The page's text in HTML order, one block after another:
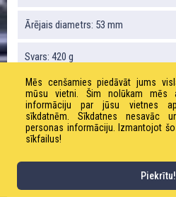
Ārējais diametrs: 53 mm
Svars: 420 g
Liekuma rādiuss: 65 mm
Vakuums: 40 %
Mēs cenšamies piedāvāt jums
mūsu vietni. Šim nolūkam mēs
informāciju par jūsu vietnes
sīkdatnēm. Sīkdatnes nesavāc
personas informāciju. Izmantojot
sīkfailus!
Piekrītu!